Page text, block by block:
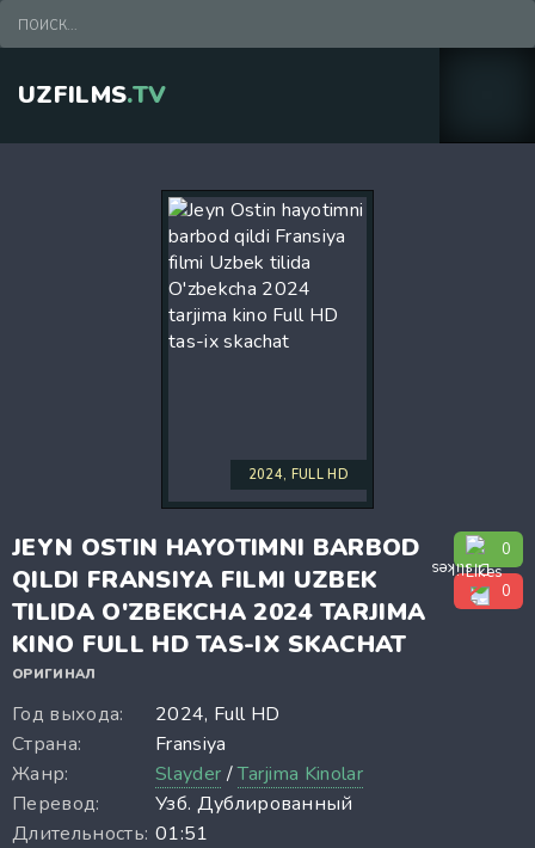
UZFILMS.TV
2024, FULL HD
JEYN OSTIN HAYOTIMNI BARBOD
QILDI FRANSIYA FILMI UZBEK
TILIDA O'ZBEKCHA 2024 TARJIMA
KINO FULL HD TAS-IX SKACHAT
ОРИГИНАЛ
0
0
Год выхода:
2024, Full HD
Страна:
Fransiya
Жанр:
Slayder /Tarjima Kinolar
Перевод:
Узб. Дублированный
Длительность: 01:51